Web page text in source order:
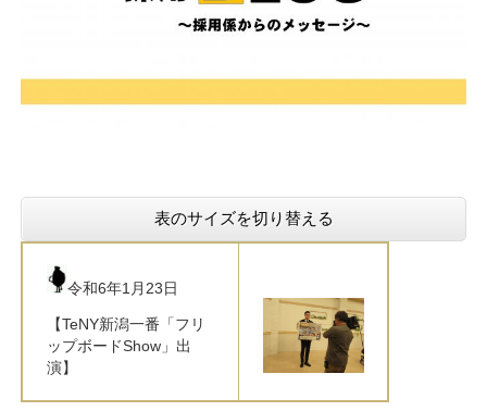
表のサイズを切り替える
令和6年1月23日
【TeNY新潟一番「フリ
ップボードShow」出
演】